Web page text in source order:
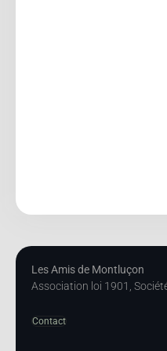
Les Amis de Montluçon
Association loi 1901,
Contact